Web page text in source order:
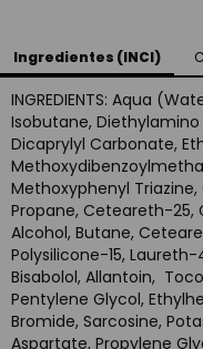
Ingredientes (INCI)
INGREDIENTS: Aqua
Isobutane, Diethylamino
Dicaprylyl Carbonate,
Methoxyphenyl
Propane, Ceteareth-25,
Alcohol, Butane,
Polysilicone-15,
Bisabolol, Allantoin,
Pentylene Glycol,
Bromide, Sarcosine,
Aspartate, Propylene